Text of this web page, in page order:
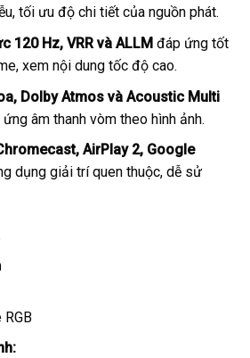
tối ưu độ chi tiết của nguồn phát.
120 Hz, VRR và ALLMđáp ứng tốt
xem nội dung tốc độ cao.
Dolby Atmos và Acoustic Multi
âm thanh vòm theo hình ảnh.
AirPlay 2, Google
dụng giải trí quen thuộc, dễ sử